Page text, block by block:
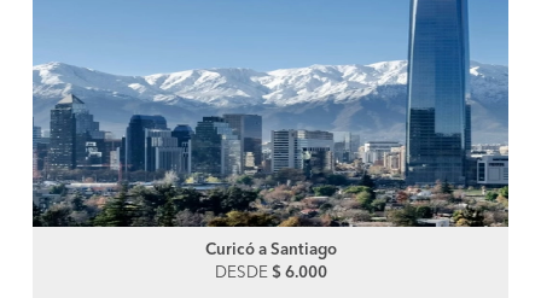
Curicó a Santiago
DESDE $ 6.000